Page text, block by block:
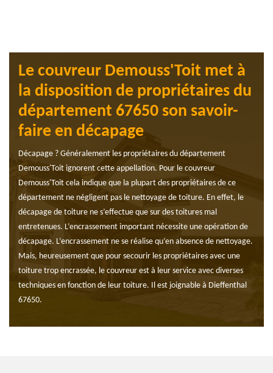
Le couvreur Demouss'Toit met à
la disposition de propriétaires du
département 67650 son savoir-
faire en décapage
Décapage ? Généralement les propriétaires du département
Demouss'Toit ignorent cette appellation. Pour le couvreur
Demouss'Toit cela indique que la plupart des propriétaires de ce
département ne négligent pas le nettoyage de toiture. En effet, le
décapage de toiture ne s’effectue que sur des toitures mal
entretenues. L’encrassement important nécessite une opération de
décapage. L’encrassement ne se réalise qu’en absence de nettoyage.
Mais, heureusement que pour secourir les propriétaires avec une
toiture trop encrassée, le couvreur est à leur service avec diverses
techniques en fonction de leur toiture. Il est joignable à Dieffenthal
67650.